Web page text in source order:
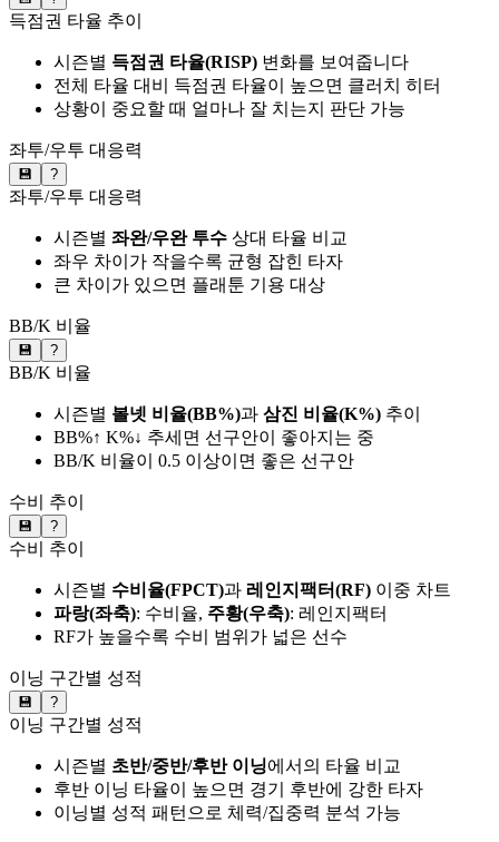
득점권 타율 추이
시즌별 득점권 타율(RISP) 변화를 보여줍니다
전체 타율 대비 득점권 타율이 높으면 클러치 히터
상황이 중요할 때 얼마나 잘 치는지 판단 가능
좌투/우투 대응력
💾 ?
좌투/우투 대응력
시즌별 좌완/우완 투수 상대 타율 비교
좌우 차이가 작을수록 균형 잡힌 타자
큰 차이가 있으면 플래툰 기용 대상
BB/K 비율
💾 ?
BB/K 비율
시즌별 볼넷 비율(BB%)과 삼진 비율(K%) 추이
BB%↑ K%↓ 추세면 선구안이 좋아지는 중
BB/K 비율이 0.5 이상이면 좋은 선구안
수비 추이
💾 ?
수비 추이
시즌별 수비율(FPCT)과 레인지팩터(RF) 이중 차트
파랑(좌축): 수비율, 주황(우축): 레인지팩터
RF가 높을수록 수비 범위가 넓은 선수
이닝 구간별 성적
💾 ?
이닝 구간별 성적
시즌별 초반/중반/후반 이닝에서의 타율 비교
후반 이닝 타율이 높으면 경기 후반에 강한 타자
이닝별 성적 패턴으로 체력/집중력 분석 가능